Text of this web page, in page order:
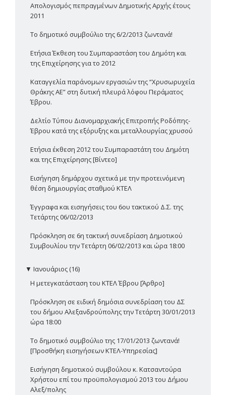
Απολογισμός πεπραγμένων Δημοτικής Αρχής έτους
2011
Το δημοτικό συμβούλιο της 6/2/2013 ζωντανά!
Ετήσια Έκθεση του Συμπαραστάση του Δημότη και
της Επιχείρησης για το 2012
Καταγγελία παράνομων εργασιών της “Χρυσωρυχεία
Θράκης ΑΕ” στη δυτική πλευρά λόφου Περάματος
Έβρου.
Δελτίο Τύπου Διανομαρχιακής Επιτροπής Ροδόπης-
Έβρου κατά της εξόρυξης και μεταλλουργίας χρυσού
Ετήσια έκθεση 2012 του Συμπαραστάτη του Δημότη
και της Επιχείρησης [Βίντεο]
Εισήγηση δημάρχου σχετικά με την προτεινόμενη
θέση δημιουργίας σταθμού ΚΤΕΛ
Έγγραφα και εισηγήσεις του 6ου τακτικού Δ.Σ. της
Τετάρτης 06/02/2013
Πρόσκληση σε 6η τακτική συνεδρίαση Δημοτικού
Συμβουλίου την Τετάρτη 06/02/2013 και ώρα 18:00
▼ Ιανουάριος (16)
Η μετεγκατάσταση του ΚΤΕΛ Έβρου [Άρθρο]
Πρόσκληση σε ειδική δημόσια συνεδρίαση του ΔΣ
του δήμου Αλεξανδρούπολης την Τετάρτη 30/01/2013
ώρα 18:00
Το δημοτικό συμβούλιο της 17/01/2013 ζωντανά!
[Προσθήκη εισηγήσεων ΚΤΕΛ-Υπηρεσίας]
Εισήγηση δημοτικού συμβούλου κ. Κατσαντούρα
Χρήστου επί του προϋπολογισμού 2013 του Δήμου
Αλεξ/πολης